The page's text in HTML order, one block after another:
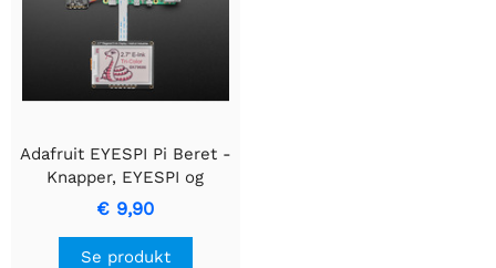
Adafruit EYESPI Pi Beret -
Knapper, EYESPI og
STEMMA QT
€ 9,90
Se produkt